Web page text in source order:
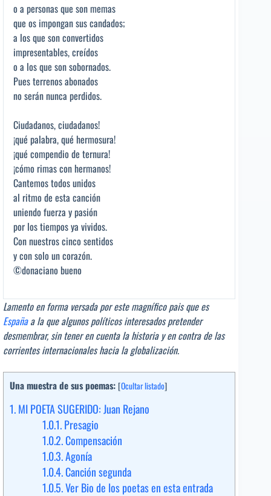
o a personas que son memas
que os impongan sus candados;
a los que son convertidos
impresentables, creídos
o a los que son sobornados.
Pues terrenos abonados
no serán nunca perdidos.
Ciudadanos, ciudadanos!
¡qué palabra, qué hermosura!
¡qué compendio de ternura!
¡cómo rimas con hermanos!
Cantemos todos unidos
al ritmo de esta canción
uniendo fuerza y pasión
por los tiempos ya vividos.
Con nuestros cinco sentidos
y con solo un corazón.
©donaciano bueno
Lamento en forma versada por este magnífico pais que es
Españaa la que algunos políticos interesados pretender
desmembrar, sin tener en cuenta la historia y en contra de las
corrientes internacionales hacia la globalización.
Una muestra de sus poemas: [Ocultar listado]
1.MI POETA SUGERIDO: Juan Rejano
1.0.1.Presagio
1.0.2.Compensación
1.0.3.Agonía
1.0.4.Canción segunda
1.0.5.Ver Bio de los poetas en esta entrada